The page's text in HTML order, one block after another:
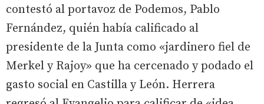
contestó al portavoz de Podemos, Pablo
Fernández, quién había calificado al
presidente de la Junta como «jardinero fiel de
Merkel y Rajoy» que ha cercenado y podado el
gasto social en Castilla y León. Herrera